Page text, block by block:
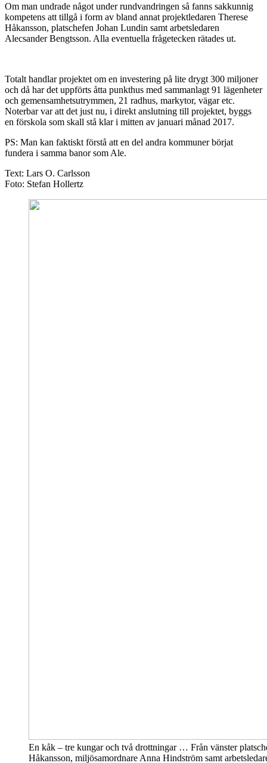
Om man undrade något under rundvandringen så fanns sakkunnig
kompetens att tillgå i form av bland annat projektledaren Therese
Håkansson, platschefen Johan Lundin samt arbetsledaren
Alecsander Bengtsson. Alla eventuella frågetecken rätades ut.
Totalt handlar projektet om en investering på lite drygt 300 miljoner
och då har det uppförts åtta punkthus med sammanlagt 91 lägenheter
och gemensamhetsutrymmen, 21 radhus, markytor, vägar etc.
Noterbar var att det just nu, i direkt anslutning till projektet, byggs
en förskola som skall stå klar i mitten av januari månad 2017.
PS: Man kan faktiskt förstå att en del andra kommuner börjat
fundera i samma banor som Ale.
Text: Lars O. Carlsson
Foto: Stefan Hollertz
En kåk – tre kungar och två drottningar … Från vänster
Håkansson, miljösamordnare Anna Hindström samt